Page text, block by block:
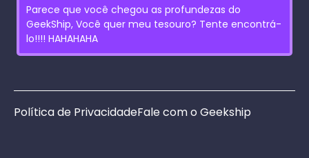
Parece que você chegou as profundezas do
GeekShip, Você quer meu tesouro? Tente encontrá-
lo!!!! HAHAHAHA
Política de PrivacidadeFale com o Geekship